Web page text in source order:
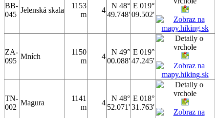
BB-
045
Jelenská skala
1153
m
4
N 48°
49.748'
E 019°
09.502'
ZA-
095
Mních
1150
m
4
N 49°
00.088'
E 019°
47.245'
TN-
002
Magura
1141
m
4
N 48°
52.071'
E 018°
31.763'